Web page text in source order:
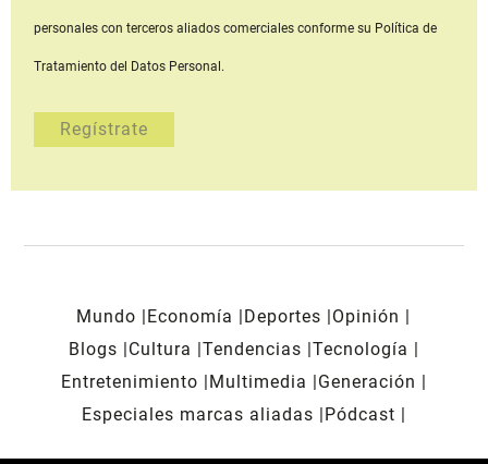
personales con terceros aliados comerciales conforme su Política de
Tratamiento del Datos Personal.
Mundo Economía Deportes
Opinión
Blogs
Cultura Tendencias Tecnología
Entretenimiento
Multimedia
Generación
Especiales marcas aliadas
Pódcast